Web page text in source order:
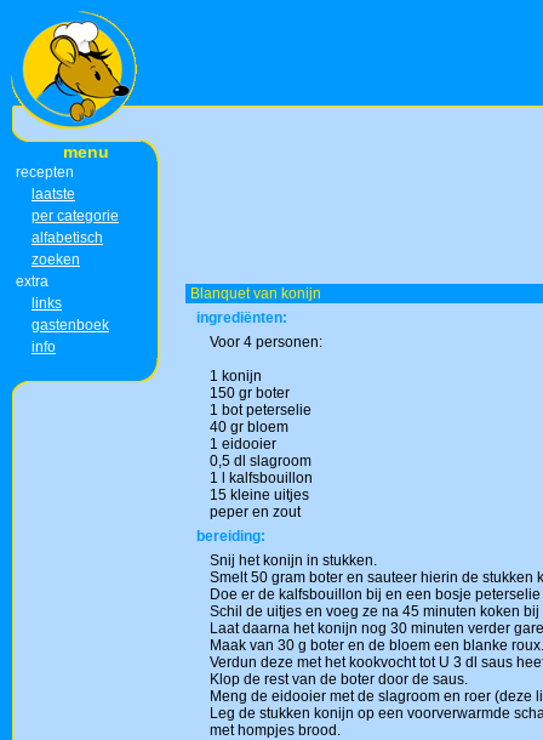
menu
recepten
laatste
per categorie
alfabetisch
zoeken
extra
links
gastenboek
info
Blanquet van konijn
ingrediënten:
Voor 4 personen:
1 konijn
150 gr boter
1 bot peterselie
40 gr bloem
1 eidooier
0,5 dl slagroom
1 l kalfsbouillon
15 kleine uitjes
peper en zout
bereiding:
Snij het konijn in stukken.
Smelt 50 gram boter en sauteer hierin de stukken
Doe er de kalfsbouillon bij en een bosje
Schil de uitjes en voeg ze na 45 minuten koken
Laat daarna het konijn nog 30 minuten verder
Maak van 30 g boter en de bloem een blanke roux.
Verdun deze met het kookvocht tot U 3 dl saus
Klop de rest van de boter door de saus.
Meng de eidooier met de slagroom en roer (deze
Leg de stukken konijn op een voorverwarmde
met hompjes brood.